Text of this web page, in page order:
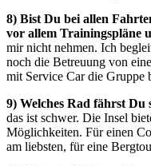
8) Bist Du bei allen
vor allem Trainingspläne
mir nicht nehmen. Ich
noch die Betreuung von
mit Service Car die Gruppe
9) Welches Rad fährst Du
das ist schwer. Die Insel
Möglichkeiten. Für einen
am liebsten, für eine